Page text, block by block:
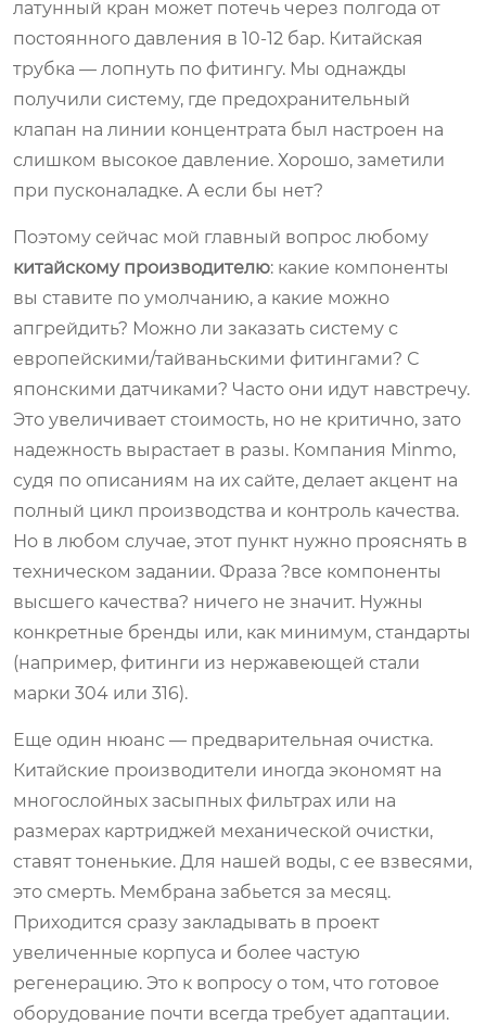
латунный кран может потечь через полгода от
постоянного давления в 10-12 бар. Китайская
трубка — лопнуть по фитингу. Мы однажды
получили систему, где предохранительный
клапан на линии концентрата был настроен на
слишком высокое давление. Хорошо, заметили
при пусконаладке. А если бы нет?
Поэтому сейчас мой главный вопрос любому
китайскому производителю: какие компоненты
вы ставите по умолчанию, а какие можно
апгрейдить? Можно ли заказать систему с
европейскими/тайваньскими фитингами? С
японскими датчиками? Часто они идут навстречу.
Это увеличивает стоимость, но не критично, зато
надежность вырастает в разы. Компания Minmo,
судя по описаниям на их сайте, делает акцент на
полный цикл производства и контроль качества.
Но в любом случае, этот пункт нужно прояснять в
техническом задании. Фраза ?все компоненты
высшего качества? ничего не значит. Нужны
конкретные бренды или, как минимум, стандарты
(например, фитинги из нержавеющей стали
марки 304 или 316).
Еще один нюанс — предварительная очистка.
Китайские производители иногда экономят на
многослойных засыпных фильтрах или на
размерах картриджей механической очистки,
ставят тоненькие. Для нашей воды, с ее взвесями,
это смерть. Мембрана забьется за месяц.
Приходится сразу закладывать в проект
увеличенные корпуса и более частую
регенерацию. Это к вопросу о том, что готовое
оборудование почти всегда требует адаптации.